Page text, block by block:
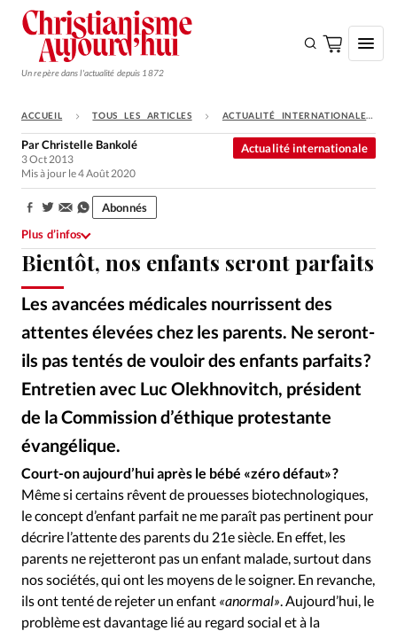
Un repère dans l'actualité depuis 1872
S'ABONNER
Monde
Opinions
Tous les articles
Faire un don
Emploi
Se connecter
Édition: Internationale
Tous les articles
Actualité chrétienne
Actualité internationale
Chronique
Culture
Dossier
Eglises Foi Génération réveil
Monde
Opinions
Publireportage
Relations Aujourd'hui
Société
Tour du monde des Eglises
Trait d'Ixène
Vécu
Vie Intérieure
ACCUEIL TOUS LES ARTICLES ACTUALITÉ INTERNATIONALE
Bientôt, nos enfants seront parfaits
Les avancées médicales nourrissent des
attentes élevées chez les parents. Ne seront-
ils pas tentés de vouloir des enfants parfaits ?
Entretien avec Luc Olekhnovitch, président
de la Commission d’éthique protestante
évangélique.
Actualité internationale
ParChristelle Bankolé
3 Oct 2013
Mis à jour le 4 Août 2020
Partager:
Abonnés
Plus d’infos
Court-on aujourd’hui après le bébé «zéro défaut» ?
Même si certains rêvent de prouesses biotechnologiques,
le concept d’enfant parfait ne me paraît pas pertinent pour
décrire l’attente des parents du 21e siècle. En effet, les
parents ne rejetteront pas un enfant malade, surtout dans
nos sociétés, qui ont les moyens de le soigner. En revanche,
ils ont tenté de rejeter un enfant «anormal» . Aujourd’hui, le
problème est davantage lié au regard social et à la